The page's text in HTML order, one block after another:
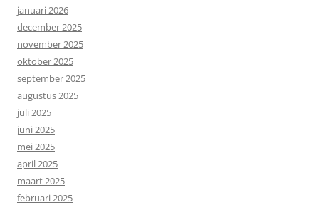
januari 2026
december 2025
november 2025
oktober 2025
september 2025
augustus 2025
juli 2025
juni 2025
mei 2025
april 2025
maart 2025
februari 2025